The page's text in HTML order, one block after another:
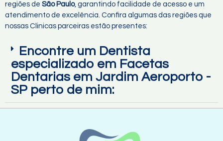
regiões de São Paulo, garantindo facilidade de acesso e um
atendimento de excelência. Confira algumas das regiões que
nossas Clinicas parceiras estão presentes:
Encontre um Dentista
especializado em Facetas
Dentarias em Jardim Aeroporto -
SP perto de mim: